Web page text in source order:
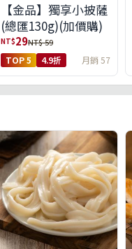
【金品】獨享小披薩
(總匯130g)(加價購)
NT$29NT$ 59
TOP 5 4.9折 月銷 57